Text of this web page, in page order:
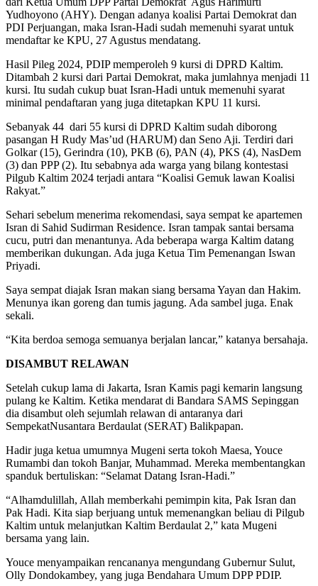
Yudhoyono (AHY). Dengan adanya koalisi Partai Demokrat dan
PDI Perjuangan, maka Isran-Hadi sudah memenuhi syarat untuk
mendaftar ke KPU, 27 Agustus mendatang.
Hasil Pileg 2024, PDIP memperoleh 9 kursi di DPRD Kaltim.
Ditambah 2 kursi dari Partai Demokrat, maka jumlahnya menjadi 11
kursi. Itu sudah cukup buat Isran-Hadi untuk memenuhi syarat
minimal pendaftaran yang juga ditetapkan KPU 11 kursi.
Sebanyak 44 dari 55 kursi di DPRD Kaltim sudah diborong
pasangan H Rudy Mas’ud (HARUM) dan Seno Aji. Terdiri dari
Golkar (15), Gerindra (10), PKB (6), PAN (4), PKS (4), NasDem
(3) dan PPP (2). Itu sebabnya ada warga yang bilang kontestasi
Pilgub Kaltim 2024 terjadi antara “Koalisi Gemuk lawan Koalisi
Rakyat.”
Sehari sebelum menerima rekomendasi, saya sempat ke apartemen
Isran di Sahid Sudirman Residence. Isran tampak santai bersama
cucu, putri dan menantunya. Ada beberapa warga Kaltim datang
memberikan dukungan. Ada juga Ketua Tim Pemenangan Iswan
Priyadi.
Saya sempat diajak Isran makan siang bersama Yayan dan Hakim.
Menunya ikan goreng dan tumis jagung. Ada sambel juga. Enak
sekali.
“Kita berdoa semoga semuanya berjalan lancar,” katanya bersahaja.
DISAMBUT RELAWAN
Setelah cukup lama di Jakarta, Isran Kamis pagi kemarin langsung
pulang ke Kaltim. Ketika mendarat di Bandara SAMS Sepinggan
dia disambut oleh sejumlah relawan di antaranya dari
SempekatNusantara Berdaulat (SERAT) Balikpapan.
Hadir juga ketua umumnya Mugeni serta tokoh Maesa, Youce
Rumambi dan tokoh Banjar, Muhammad. Mereka membentangkan
spanduk bertuliskan: “Selamat Datang Isran-Hadi.”
“Alhamdulillah, Allah memberkahi pemimpin kita, Pak Isran dan
Pak Hadi. Kita siap berjuang untuk memenangkan beliau di Pilgub
Kaltim untuk melanjutkan Kaltim Berdaulat 2,” kata Mugeni
bersama yang lain.
Youce menyampaikan rencananya mengundang Gubernur Sulut,
Olly Dondokambey, yang juga Bendahara Umum DPP PDIP.